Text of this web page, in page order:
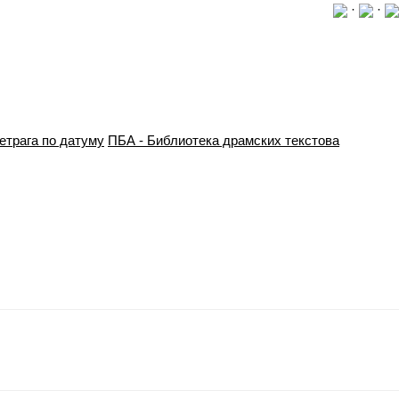
· ·
по датуму ПБА - Библиотека драмских текстова